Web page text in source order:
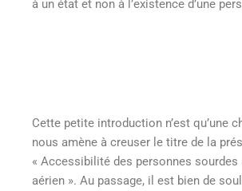
à un état et non à l’existence d’une
Cette petite introduction n’est qu’une
nous amène à creuser le titre de la
« Accessibilité des personnes sourdes
aérien ». Au passage, il est bien de